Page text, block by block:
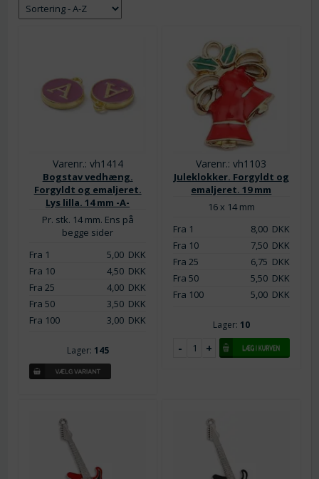
Varenr.: vh1414
Bogstav vedhæng.
Forgyldt og emaljeret.
Lys lilla. 14 mm -A-
Pr. stk. 14 mm. Ens på
begge sider
Fra 1
5,00DKK
Fra 10
4,50DKK
Fra 25
4,00DKK
Fra 50
3,50DKK
Fra 100
3,00DKK
Lager: 145
Varenr.: vh1103
Juleklokker. Forgyldt og
emaljeret. 19 mm
16 x 14 mm
Fra 1
8,00DKK
Fra 10
7,50DKK
Fra 25
6,75 DKK
Fra 50
5,50DKK
Fra 100
5,00DKK
Lager: 10